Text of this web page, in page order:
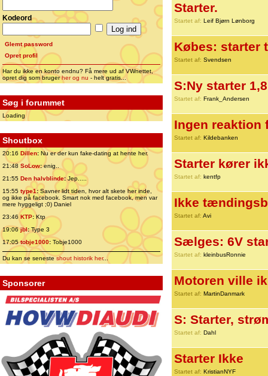
Kodeord
Glemt password
Opret profil
Har du ikke en konto endnu? Få mere ud af VWnettet,
opret dig som brugerher og nu - helt gratis...
Søg i forummet
Loading
Shoutbox
20:16 Dillen: Nu er der kun fake-dating at hente her.
21:48 SoLow:enig..
21:55 Den halvblinde:Jep.....
15:55 type1:Savner lidt tiden, hvor alt skete her inde,
og ikke på facebook. Smart nok med facebook, men var
mere hyggeligt ;0) Daniel
23:46 KTP:Ktp
19:06jbl:Type 3
17:05tobje1000: Tobje1000
Du kan se senesteshout historik her...
Sponsorer
Starter.
Startet af: Leif Bjørn Lønborg
Købes: starter
Startet af: Svendsen
S:Ny starter
Startet af: Frank_Andersen
Ingen reaktion
Startet af: Kildebanken
Starter kører
Startet af: kentfp
Ikke
Startet af: Avi
Sælges: 6V
Startet af: kleinbusRonnie
Motoren ville
Startet af: MartinDanmark
S: Starter,
Startet af: Dahl
Starter Ikke
Startet af: KristianNYF